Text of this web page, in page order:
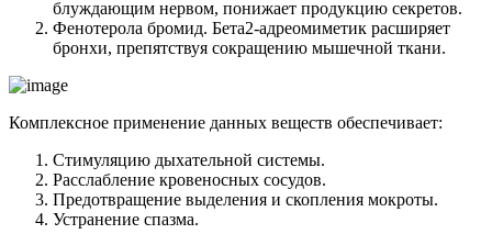
блуждающим нервом, понижает продукцию секретов.
Фенотерола бромид. Бета2-адреомиметик расширяет
бронхи, препятствуя сокращению мышечной ткани.
Комплексное применение данных веществ обеспечивает:
Стимуляцию дыхательной системы.
Расслабление кровеносных сосудов.
Предотвращение выделения и скопления мокроты.
Устранение спазма.